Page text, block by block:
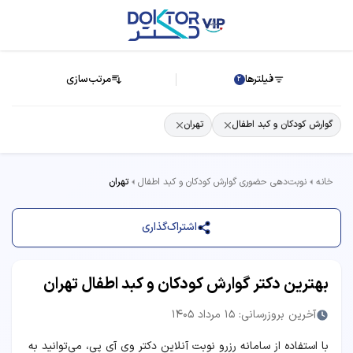
فیلترها 2 مرتب‌سازی
گوارش کودکان و کبد اطفال تهران
خانه نوبت‌دهی حضوری گوارش کودکان و کبد اطفال تهران
اشتراک‌گذاری
بهترین دکتر گوارش کودکان و کبد اطفال تهران
آخرین بروزرسانی: 15 مرداد 1405
با استفاده از سامانه رزرو نوبت آنلاین دکتر وی آی پی، می‌توانید به